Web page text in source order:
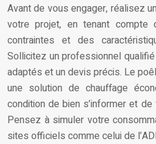
Avant de vous engager, réalisez
votre projet, en tenant
contraintes et des
Sollicitez un professionnel
adaptés et un devis précis. Le
une solution de chauffage
condition de bien s’informer et
Pensez à simuler votre
sites officiels comme celui de